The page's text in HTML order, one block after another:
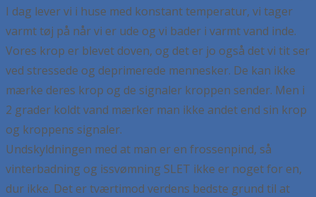
I dag lever vi i huse med konstant temperatur, vi tager
varmt tøj på når vi er ude og vi bader i varmt vand inde.
Vores krop er blevet doven, og det er jo også det vi tit ser
ved stressede og deprimerede mennesker. De kan ikke
mærke deres krop og de signaler kroppen sender. Men i
2 grader koldt vand mærker man ikke andet end sin krop
og kroppens signaler.
Undskyldningen med at man er en frossenpind, så
vinterbadning og issvømning SLET ikke er noget for en,
dur ikke. Det er tværtimod verdens bedste grund til at